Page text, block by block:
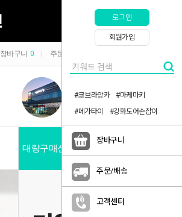
장바구니 0 주문/배송
대량구매신청
로그인
회원가입
#코브라앙카
#마케마키
#메가타이
#강화도어손잡이
장바구니
주문/배송
고객센터